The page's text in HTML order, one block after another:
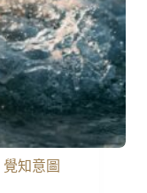
覺知意圖